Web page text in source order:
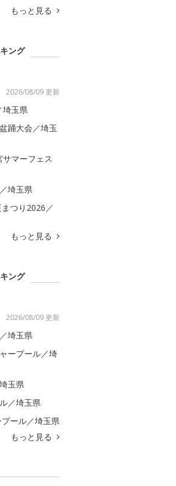
もっと見る
ング
2026/08/09 更新
埼玉県
踊大会／埼玉
マーフェス
埼玉県
つり2026／
もっと見る
ング
2026/08/09 更新
埼玉県
ープール／埼
玉県
／埼玉県
ール／埼玉県
もっと見る